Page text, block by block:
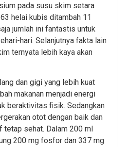
pada susu skim setara
helai kubis ditambah 11
jumlah ini fantastis untuk
hari. Selanjutnya fakta lain
ternyata lebih kaya akan
dan gigi yang lebih kuat
makanan menjadi energi
beraktivitas fisik. Sedangkan
otot dengan baik dan
tetap sehat. Dalam 200 ml
200 mg fosfor dan 337 mg